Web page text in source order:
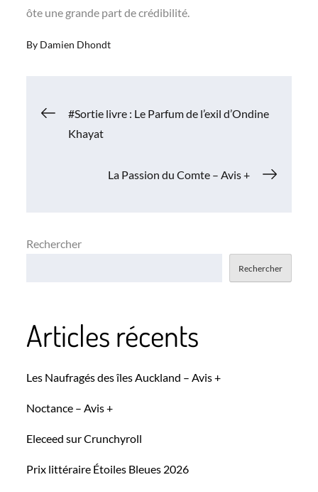
ôte une grande part de crédibilité.
By Damien Dhondt
Navigation
#Sortie livre : Le Parfum de l’exil d’Ondine
Khayat
La Passion du Comte – Avis +
Rechercher
Rechercher
Articles récents
Les Naufragés des îles Auckland – Avis +
Noctance – Avis +
Eleceed sur Crunchyroll
Prix littéraire Étoiles Bleues 2026